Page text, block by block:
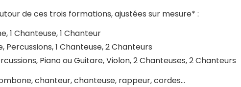
de ces trois formations, ajustées sur mesure* :
1 Chanteuse, 1 Chanteur
Percussions, 1 Chanteuse, 2 Chanteurs
Piano ou Guitare, Violon, 2 Chanteuses, 2 Chanteurs
chanteur, chanteuse, rappeur, cordes…